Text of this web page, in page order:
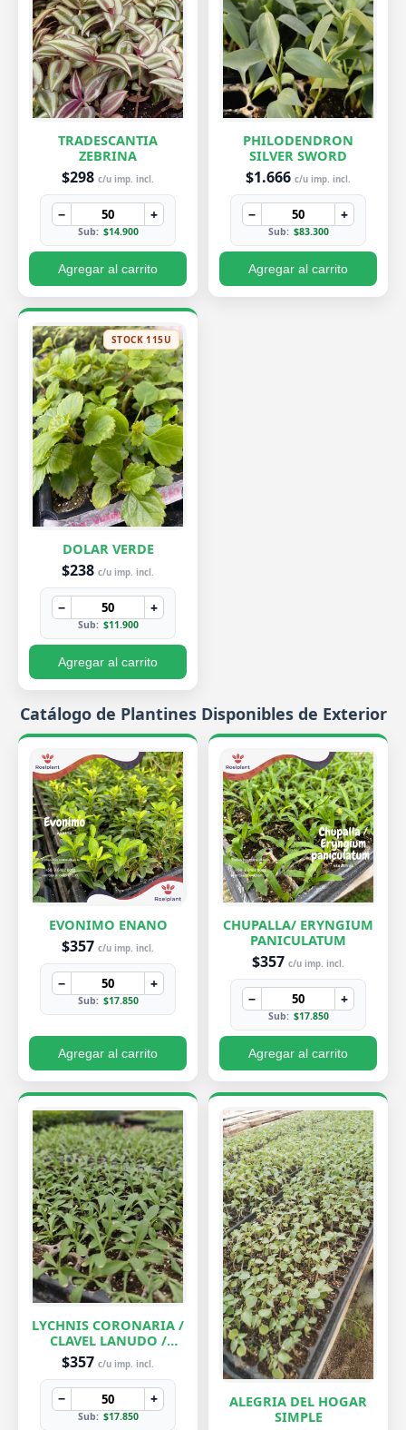
TRADESCANTIA
ZEBRINA
$298 c/u imp. incl.
− +
Sub: $14.900
Agregar al carrito
PHILODENDRON
SILVER SWORD
$1.666 c/u imp. incl.
− +
Sub: $83.300
Agregar al carrito
STOCK 115U
DOLAR VERDE
$238 c/u imp. incl.
− +
Sub: $11.900
Agregar al carrito
Catálogo de Plantines Disponibles de Exterior
EVONIMO ENANO
$357 c/u imp. incl.
− +
Sub: $17.850
Agregar al carrito
CHUPALLA/ ERYNGIUM
PANICULATUM
$357 c/u imp. incl.
− +
Sub: $17.850
Agregar al carrito
LYCHNIS CORONARIA /
CLAVEL LANUDO /
ABUELA
$357 c/u imp. incl.
− +
Sub: $17.850
ALEGRIA DEL HOGAR
SIMPLE